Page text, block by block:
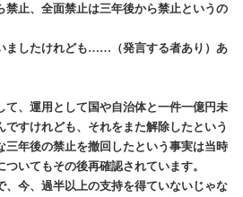
禁止、全面禁止は三年後から禁止というの
ましたけれども……（発言する者あり）あ
て、運用として国や自治体と一件一億円未
すけれども、それをまた解除したという
三年後の禁止を撤回したという事実は当時
いてもその後再確認されています。
、今、過半以上の支持を得ていないじゃな